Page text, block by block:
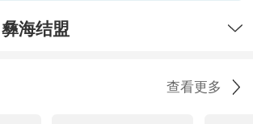
海结盟
查看更多